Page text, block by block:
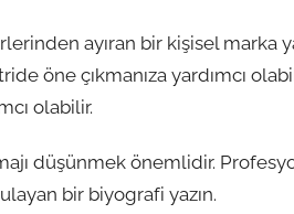
ayıran bir kişisel marka
öne çıkmanıza yardımcı
olabilir.
düşünmek önemlidir.
bir biyografi yazın.